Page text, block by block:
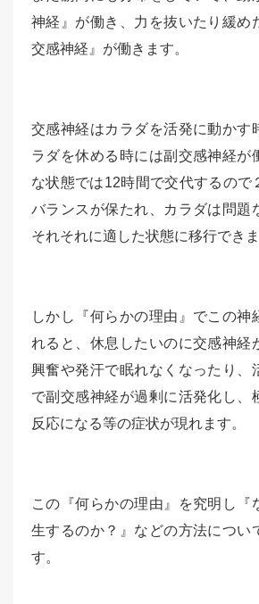
神経』が働き、力を抜いたり緩め
交感神経』が働きます。
交感神経はカラダを活発に動かす
ラダを休める時には副交感神経が
な状態では12時間で交代するので
バランスが保たれ、カラダは問題
それそれに適した状態に移行できま
しかし『何らかの理由』でこの神
れると、休息したいのに交感神経
興奮や発汗で眠れなくなったり、
で副交感神経が過剰に活発化し、
反応になる等の症状が現れます。
この『何らかの理由』を究明し『
生するのか？』などの方法につい
す。